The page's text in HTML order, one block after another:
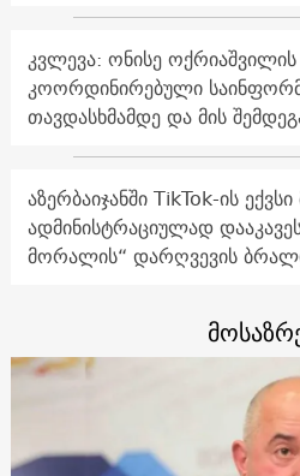
კვლევა: ონისე ოქრიაშვილის
კოორდინირებული
თავდასხმამდე და მის
აზერბაიჯანში TikTok-ის
ადმინისტრაციულად
მორალის“ დარღვევის